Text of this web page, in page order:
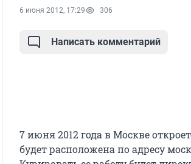
6 июня 2012, 17:29 306
Написать комментарий
7 июня 2012 года в Москве
будет расположена по адресу